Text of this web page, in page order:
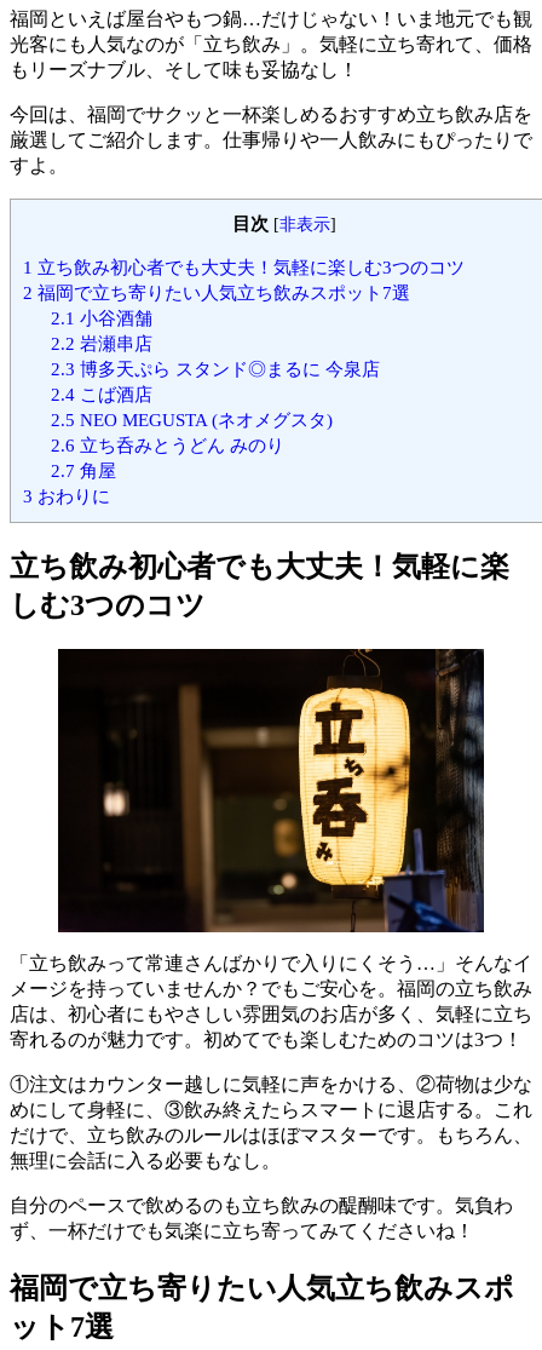
福岡といえば屋台やもつ鍋…だけじゃない！いま地元でも観
光客にも人気なのが「立ち飲み」。気軽に立ち寄れて、価格
もリーズナブル、そして味も妥協なし！
今回は、福岡でサクッと一杯楽しめるおすすめ立ち飲み店を
厳選してご紹介します。仕事帰りや一人飲みにもぴったりで
すよ。
目次 [非表示]
1 立ち飲み初心者でも大丈夫！気軽に楽しむ3つのコツ
2 福岡で立ち寄りたい人気立ち飲みスポット7選
2.1 小谷酒舗
2.2 岩瀬串店
2.3 博多天ぷら スタンド◎まるに 今泉店
2.4こば酒店
2.5 NEO MEGUSTA (ネオメグスタ)
2.6 立ち呑みとうどん みのり
2.7 角屋
3 おわりに
立ち飲み初心者でも大丈夫！気軽に楽
しむ3つのコツ
「立ち飲みって常連さんばかりで入りにくそう…」そんなイ
メージを持っていませんか？でもご安心を。福岡の立ち飲み
店は、初心者にもやさしい雰囲気のお店が多く、気軽に立ち
寄れるのが魅力です。初めてでも楽しむためのコツは3つ！
①注文はカウンター越しに気軽に声をかける、②荷物は少な
めにして身軽に、③飲み終えたらスマートに退店する。これ
だけで、立ち飲みのルールはほぼマスターです。もちろん、
無理に会話に入る必要もなし。
自分のペースで飲めるのも立ち飲みの醍醐味です。気負わ
ず、一杯だけでも気楽に立ち寄ってみてくださいね！
福岡で立ち寄りたい人気立ち飲みスポ
ット7選